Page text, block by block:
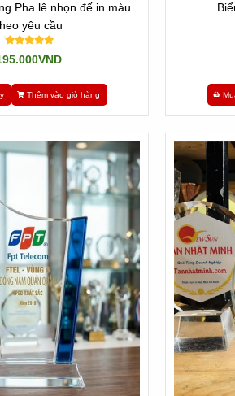
Gì
đương đầu với nhiều chọn lựa không
KH.
nhiều dịp. Chúng ta sẽ tìm hiểu về
Pha lê nhọn đế in màu
yêu cầu
Thêm vào giỏ hàng